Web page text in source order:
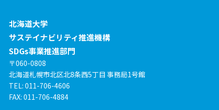
北海道大学
サステイナビリティ推進機構
SDGs事業推進部門
〒060-0808
北海道札幌市北区北8条西5丁目 事務局1号館
TEL: 011-706-4606
FAX: 011-706-4884